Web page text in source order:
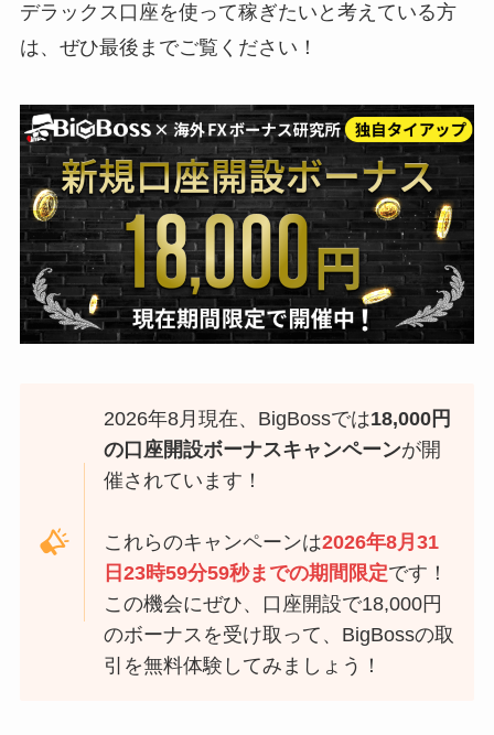
デラックス口座を使って稼ぎたいと考えている方
は、ぜひ最後までご覧ください！
2026年8月現在、BigBossでは18,000円
の口座開設ボーナスキャンペーンが開
催されています！
これらのキャンペーンは2026年8月31
日23時59分59秒までの期間限定です！
この機会にぜひ、口座開設で18,000円
のボーナスを受け取って、BigBossの取
引を無料体験してみましょう！